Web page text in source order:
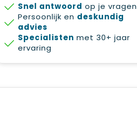
Snel antwoord op je vragen
Persoonlijk en deskundig
advies
Specialisten met 30+ jaar
ervaring